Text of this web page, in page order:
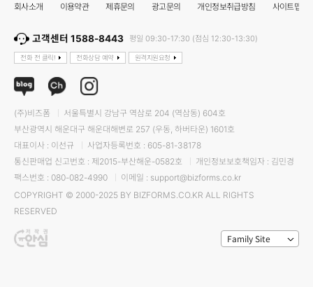
회사소개 이용약관 제휴문의 광고문의 개인정보취급방침 사이트맵
고객센터 1588-8443 평일 09:30-17:30 (점심 12:30-13:30)
전화 전 클릭! 전화상담 예약 원격지원요청
(주)비즈폼
서울특별시 강남구 역삼로 204 (역삼동) 604호
부산광역시 해운대구 해운대해변로 257 (우동, 하버타운) 1601호
대표이사 : 이선규
사업자등록번호 : 605-81-38178
통신판매업 신고번호 : 제2015-부산해운-0582호
개인정보보호책임자 : 김민경
팩스번호 : 080-082-4990
이메일 : support@bizforms.co.kr
COPYRIGHT © 2000-2025 BY BIZFORMS.CO.KR ALL RIGHTS
RESERVED
Family Site